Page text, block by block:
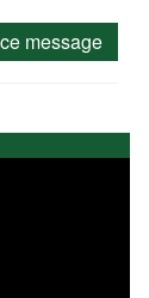
message